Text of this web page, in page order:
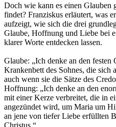
Doch wie kann es einen Glauben
findet? Franziskus erläutert, was
aufzeigt, wie sich die drei
Glaube, Hoffnung und Liebe bei
klarer Worte entdecken lassen.
Glaube: „Ich denke an den festen
Krankenbett des Sohnes, die sich
auch wenn sie die Sätze des
Hoffnung: „Ich denke an den
mit einer Kerze verbreitet, die in
angezündet wird, um Maria um
an jene von tiefer Liebe erfüllten
Christus.“